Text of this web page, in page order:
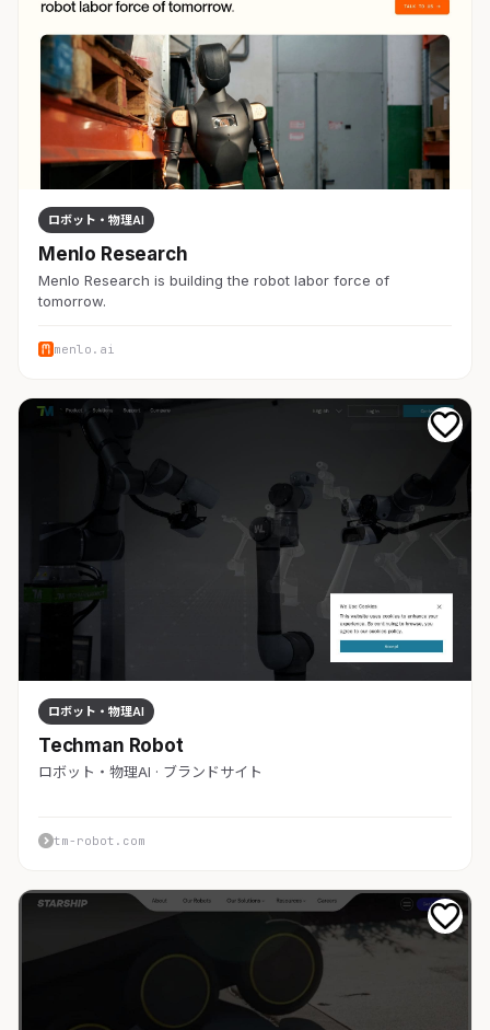
ロボット・物理AI
Menlo Research
Menlo Research is building the robot labor force of
tomorrow.
menlo.ai
ロボット・物理AI
Techman Robot
ロボット・物理AI · ブランドサイト
tm-robot.com